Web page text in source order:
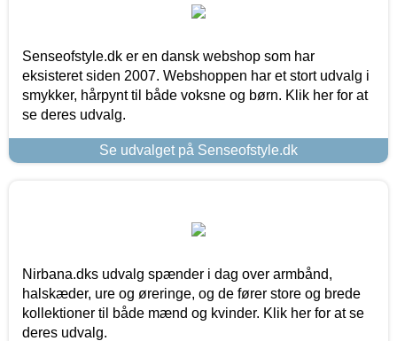
Senseofstyle.dk er en dansk webshop som har
eksisteret siden 2007. Webshoppen har et stort udvalg i
smykker, hårpynt til både voksne og børn. Klik her for at
se deres udvalg.
Se udvalget på Senseofstyle.dk
Nirbana.dks udvalg spænder i dag over armbånd,
halskæder, ure og øreringe, og de fører store og brede
kollektioner til både mænd og kvinder. Klik her for at se
deres udvalg.